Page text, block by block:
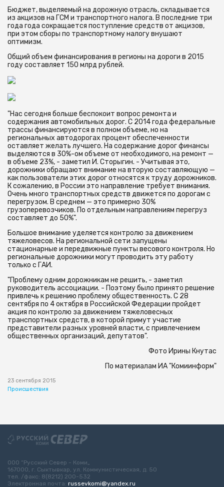
Бюджет, выделяемый на дорожную отрасль, складывается
из акцизов на ГСМ и транспортного налога. В последние три
года года сокращается поступление средств от акцизов,
при этом сборы по транспортному налогу внушают
оптимизм.
Общий объем финансирования в регионы на дороги в 2015
году составляет 150 млрд рублей.
"Нас сегодня больше беспокоит вопрос ремонта и
содержания автомобильных дорог. С 2014 года федеральные
трассы финансируются в полном объеме, но на
региональных автодорогах процент обеспеченности
оставляет желать лучшего. На содержание дорог финансы
выделяются в 30%-ом объеме от необходимого, на ремонт —
в объеме 23%, - заметил И. Сторыгин. - Учитывая это,
дорожники обращают внимание на вторую составляющую —
как пользователи этих дорог относятся к труду дорожников.
К сожалению, в России это направление требует внимания.
Очень много транспортных средств движется по дорогам с
перегрузом. В среднем — это примерно 30%
грузоперевозчиков. По отдельным направлениям перегруз
составляет до 50%".
Большое внимание уделяется контролю за движением
тяжеловесов. На региональной сети запущены
стационарные и передвижные пункты весового контроля. Но
региональные дорожники могут проводить эту работу
только с ГАИ.
"Проблему одним дорожникам не решить, - заметил
руководитель ассоциации. - Поэтому было принято решение
привлечь к решению проблему общественность. С 28
сентября по 4 октября в Российской Федерации пройдет
акция по контролю за движением тяжеловесных
транспортных средств, в которой примут участие
представители разных уровней власти, с привлечением
общественных организаций, депутатов".
Фото Ирины Кнутас
По материалам ИА "Комиинформ"
23 сентября 2015
Происшествия
ООО “Русский Север - Коми„
167000, г. Сыктывкар, ул. Коммунистическая, д. 50
тел. /факс: 8(8212) 200-532
Электронная почта: russevkomi@yandex.ru